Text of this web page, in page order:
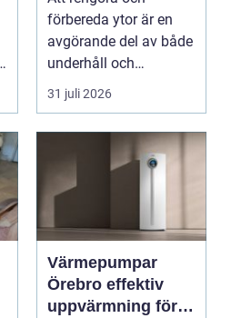
hantverkare
förbereda ytor är en
avgörande del av både
underhåll och
renovering. Färg, rost,
smu...
31 juli 2026
Värmepumpar
Örebro effektiv
uppvärmning för